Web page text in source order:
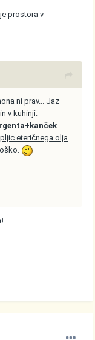
prostora v
ni prav... Jaz
v kuhinji:
+ kanček
eteričnega olja